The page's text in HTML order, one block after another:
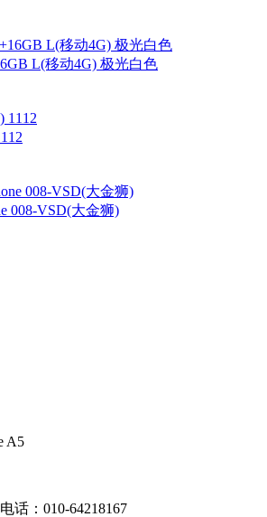
L(移动4G) 极光白色
008-VSD(大金狮)
A5
话：010-64218167